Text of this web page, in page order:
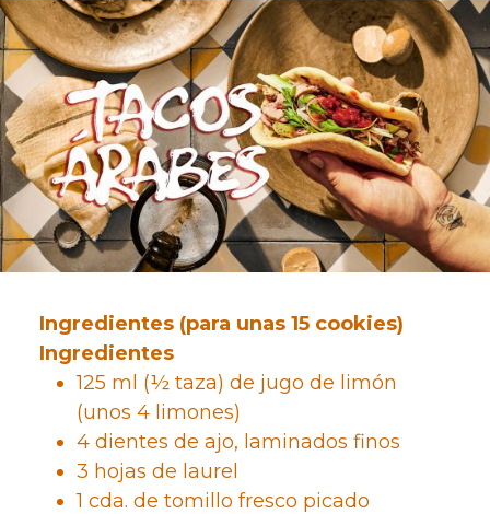
Ingredientes (para unas 15 cookies)
Ingredientes
125 ml (½ taza) de jugo de limón
(unos 4 limones)
4 dientes de ajo, laminados finos
3 hojas de laurel
1 cda. de tomillo fresco picado